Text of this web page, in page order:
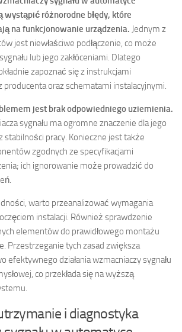
wystąpić różnorodne błędy, które
na funkcjonowanie urządzenia. Jednym z
jest niewłaściwe podłączenie, co może
lub jego zakłóceniami. Dlatego
zapoznać się z instrukcjami
oraz schematami instalacyjnymi.
jest brak odpowiedniego uziemienia.
sygnału ma ogromne znaczenie dla jego
stabilności pracy. Konieczne jest także
zgodnych ze specyfikacjami
ich ignorowanie może prowadzić do
warto przeanalizować wymagania
instalacji. Również sprawdzenie
elementów do prawidłowego montażu
Przestrzeganie tych zasad zwiększa
efektywnego działania wzmacniaczy sygnału
co przekłada się na wyższą
i diagnostyka